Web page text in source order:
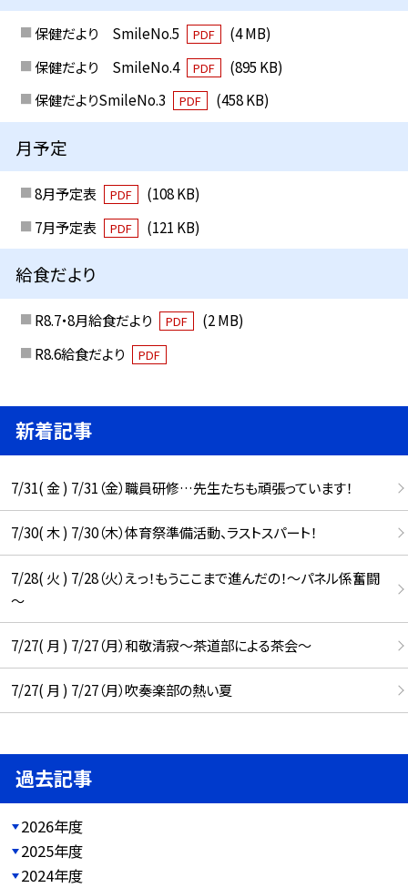
保健だより SmileNo.5 PDF
(4 MB)
保健だより SmileNo.4
PDF
(895 KB)
保健だよりSmileNo.3
PDF (458 KB)
月予定
8月予定表 PDF
(108 KB)
7月予定表
PDF (121 KB)
給食だより
R8.7・8月給食だより PDF
(2 MB)
R8.6給食だより
PDF
新着記事
7/31( 金 ) 7/31（金）職員研修…先生たちも頑張っています！
7/30( 木 ) 7/30（木）体育祭準備活動、ラストスパート！
7/28( 火 ) 7/28（火）えっ！もうここまで進んだの！～パネル係奮闘
～
7/27( 月 ) 7/27（月）和敬清寂～茶道部による茶会～
7/27( 月 ) 7/27（月）吹奏楽部の熱い夏
過去記事
2026年度
2025年度
2024年度